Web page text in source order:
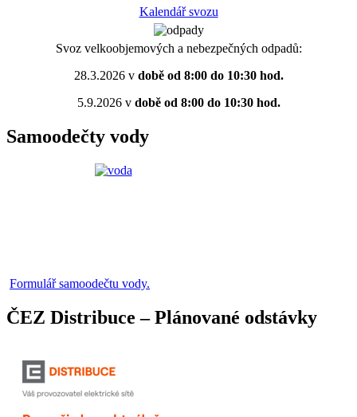
Kalendář svozu
Svoz velkoobjemových a nebezpečných odpadů:
28.3.2026 vdobě od 8:00 do 10:30 hod.
5.9.2026 vdobě od 8:00 do 10:30 hod.
Samoodečty vody
Formulář samoodečtu vody.
ČEZ Distribuce – Plánované odstávky